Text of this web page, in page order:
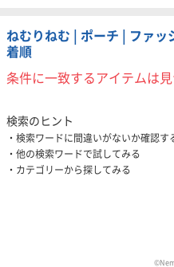
ねむりねむ | ポーチ | ファッ
着順
条件に一致するアイテムは
検索のヒント
検索ワードに間違いがないか確認す
他の検索ワードで試してみる
カテゴリーから探してみる